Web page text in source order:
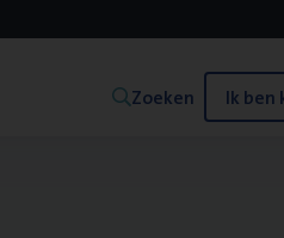
Zoeken Ik ben